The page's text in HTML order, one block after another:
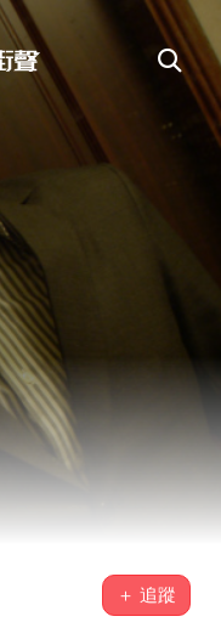
＋ 追蹤